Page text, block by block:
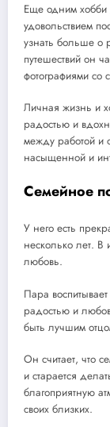
Еще одним хобби
удовольствием
узнать больше о
путешествий он
фотографиями со
Личная жизнь и
радостью и
между работой и
насыщенной и
Семейное
У него есть
несколько лет. В
любовь.
Пара
радостью и
быть лучшим
Он считает, что
и старается
благоприятную
своих близких.